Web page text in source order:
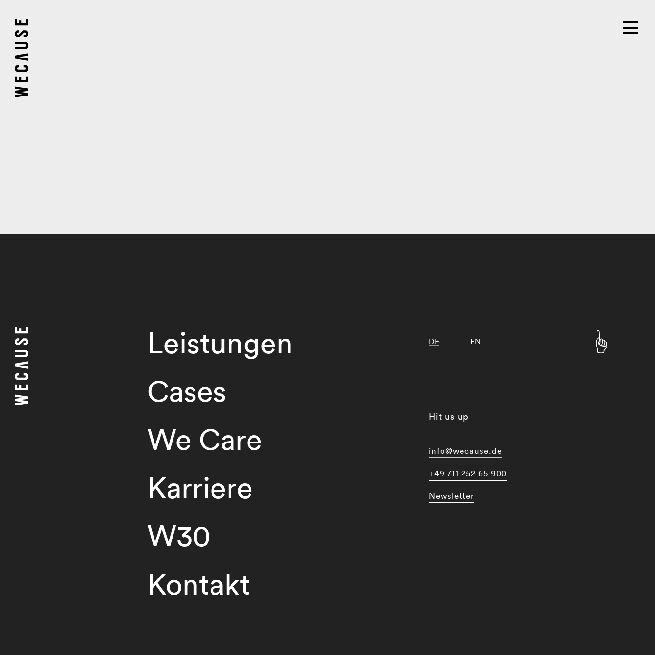
Leistungen
Cases
We Care
Karriere
W30
Kontakt
DE EN
Hit us up
info@wecause.de
+49 711 252 65 900
Newsletter